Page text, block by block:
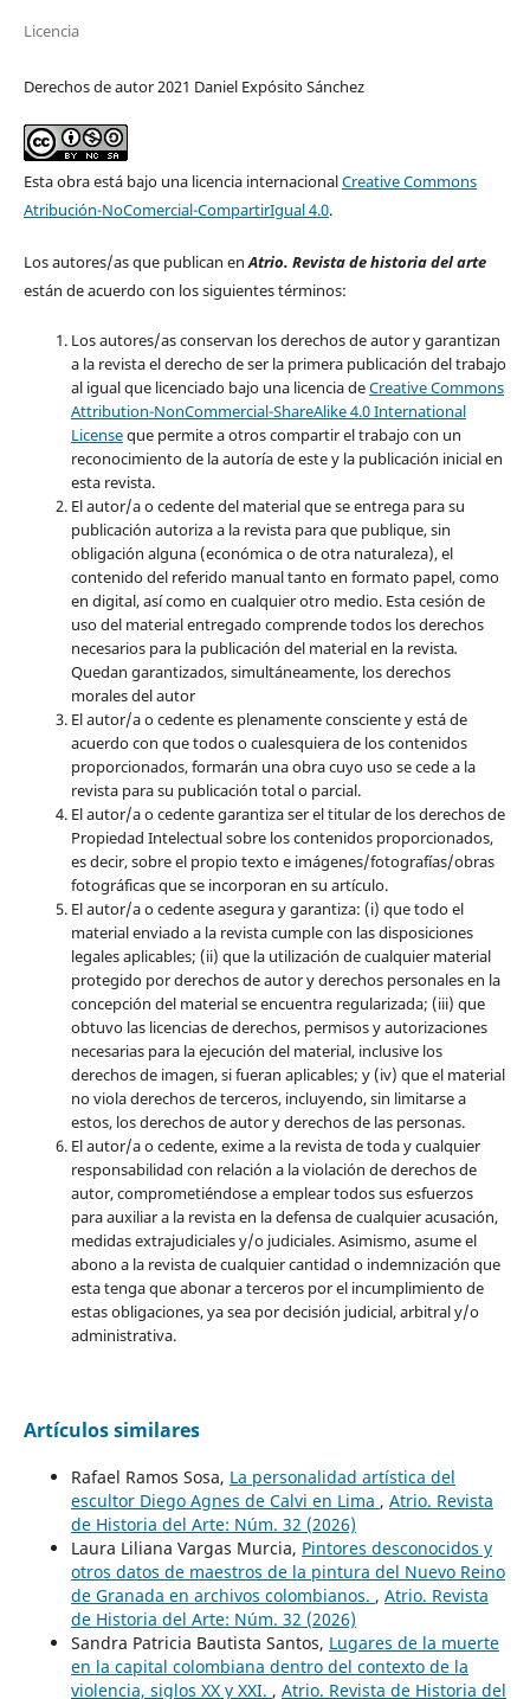
Licencia
Derechos de autor 2021 Daniel Expósito Sánchez
Esta obra está bajo una licencia internacionalCreative Commons
Atribución-NoComercial-CompartirIgual 4.0.
Los autores/as que publican enAtrio. Revista de historia del arte
están de acuerdo con los siguientes términos:
Los autores/as conservan los derechos de autor y garantizan
a la revista el derecho de ser la primera publicación del trabajo
al igual que licenciado bajo una licencia deCreative Commons
Attribution-NonCommercial-ShareAlike 4.0 International
Licenseque permite a otros compartir el trabajo con un
reconocimiento de la autoría de este y la publicación inicial en
esta revista.
El autor/a o cedente del material que se entrega para su
publicación autoriza a la revista para que publique, sin
obligación alguna (económica o de otra naturaleza), el
contenido del referido manual tanto en formato papel, como
en digital, así como en cualquier otro medio. Esta cesión de
uso del material entregado comprende todos los derechos
necesarios para la publicación del material en la revista.
Quedan garantizados, simultáneamente, los derechos
morales del autor
El autor/a o cedente es plenamente consciente y está de
acuerdo con que todos o cualesquiera de los contenidos
proporcionados, formarán una obra cuyo uso se cede a la
revista para su publicación total o parcial.
El autor/a o cedente garantiza ser el titular de los derechos de
Propiedad Intelectual sobre los contenidos proporcionados,
es decir, sobre el propio texto e imágenes/fotografías/obras
fotográficas que se incorporan en su artículo.
El autor/a o cedente asegura y garantiza: (i) que todo el
material enviado a la revista cumple con las disposiciones
legales aplicables; (ii) que la utilización de cualquier material
protegido por derechos de autor y derechos personales en la
concepción del material se encuentra regularizada; (iii) que
obtuvo las licencias de derechos, permisos y autorizaciones
necesarias para la ejecución del material, inclusive los
derechos de imagen, si fueran aplicables; y (iv) que el material
no viola derechos de terceros, incluyendo, sin limitarse a
estos, los derechos de autor y derechos de las personas.
El autor/a o cedente, exime a la revista de toda y cualquier
responsabilidad con relación a la violación de derechos de
autor, comprometiéndose a emplear todos sus esfuerzos
para auxiliar a la revista en la defensa de cualquier acusación,
medidas extrajudiciales y/o judiciales. Asimismo, asume el
abono a la revista de cualquier cantidad o indemnización que
esta tenga que abonar a terceros por el incumplimiento de
estas obligaciones, ya sea por decisión judicial, arbitral y/o
administrativa.
Artículos similares
Rafael Ramos Sosa, La personalidad artística del
escultor Diego Agnes de Calvi en Lima , Atrio. Revista
de Historia del Arte: Núm. 32 (2026)
Laura Liliana Vargas Murcia, Pintores desconocidos y
otros datos de maestros de la pintura del Nuevo Reino
de Granada en archivos colombianos. , Atrio. Revista
de Historia del Arte: Núm. 32 (2026)
Sandra Patricia Bautista Santos, Lugares de la muerte
en la capital colombiana dentro del contexto de la
violencia, siglos XX y XXI. , Atrio. Revista de Historia del